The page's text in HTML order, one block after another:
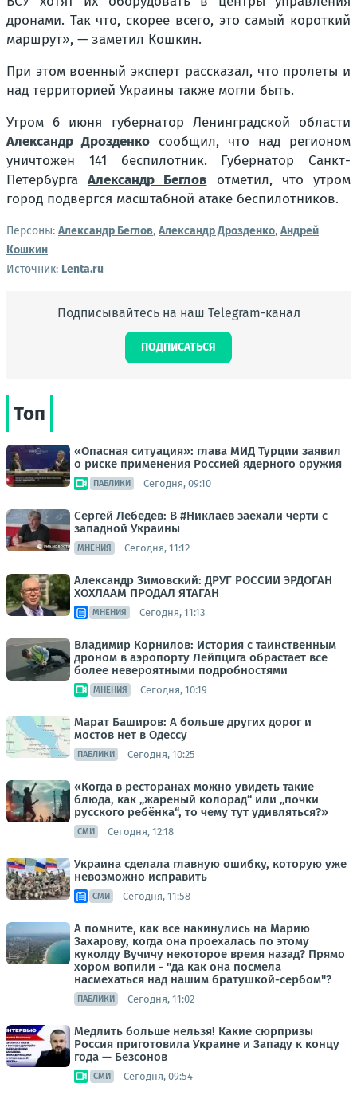
дронами. Так что, скорее всего, это самый короткий
маршрут», — заметил Кошкин.
При этом военный эксперт рассказал, что пролеты и
над территорией Украины также могли быть.
Утром 6 июня губернатор Ленинградской области
Александр Дрозденко сообщил, что над регионом
уничтожен 141 беспилотник. Губернатор Санкт-
ПетербургаАлександр Беглов отметил, что утром
город подвергся масштабной атаке беспилотников.
Персоны: Александр Беглов, Александр Дрозденко, Андрей
Кошкин
Источник: Lenta.ru
Подписывайтесь на наш Telegram-канал
ПОДПИСАТЬСЯ
Топ
«Опасная ситуация»: глава МИД Турции заявил
о риске применения Россией ядерного оружия
ПАБЛИКИ Сегодня, 09:10
Сергей Лебедев: В #Никлаев заехали черти с
западной Украины
МНЕНИЯ Сегодня, 11:12
Александр Зимовский: ДРУГ РОССИИ ЭРДОГАН
ХОХЛААМ ПРОДАЛ ЯТАГАН
МНЕНИЯ Сегодня, 11:13
Владимир Корнилов: История с таинственным
дроном в аэропорту Лейпцига обрастает все
более невероятными подробностями
МНЕНИЯ Сегодня, 10:19
Марат Баширов: А больше других дорог и
мостов нет в Одессу
ПАБЛИКИ Сегодня, 10:25
«Когда в ресторанах можно увидеть такие
блюда, как „жареный колорад“ или „почки
русского ребёнка“, то чему тут удивляться?»
СМИ Сегодня, 12:18
Украина сделала главную ошибку, которую уже
невозможно исправить
СМИ Сегодня, 11:58
А помните, как все накинулись на Марию
Захарову, когда она проехалась по этому
куколду Вучичу некоторое время назад? Прямо
хором вопили - "да как она посмела
насмехаться над нашим братушкой-сербом"?
ПАБЛИКИ Сегодня, 11:02
Медлить больше нельзя! Какие сюрпризы
Россия приготовила Украине и Западу к концу
года — Безсонов
СМИ Сегодня, 09:54